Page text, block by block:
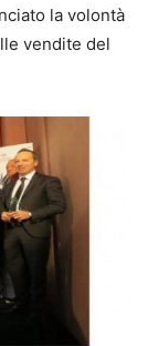
la volontà
vendite del